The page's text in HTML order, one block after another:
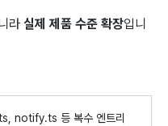
라 실제 제품 수준 확장입니
notify.ts 등 복수 엔트리